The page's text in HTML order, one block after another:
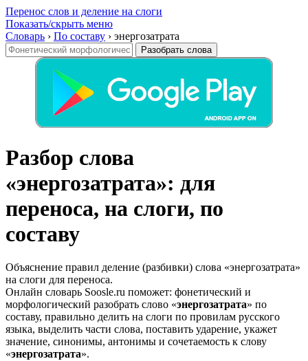
Перенос слов и деление на слоги
Показать/скрыть меню
Словарь › По составу › энергозатрата
Разобрать слова
Разбор слова
«энергозатрата»: для
переноса, на слоги, по
составу
Объяснение правил деление (разбивки) слова «энергозатрата»
на слоги для переноса.
Онлайн словарь Soosle.ru поможет: фонетический и
морфологический разобрать слово «энергозатрата» по
составу, правильно делить на слоги по провилам русского
языка, выделить части слова, поставить ударение, укажет
значение, синонимы, антонимы и сочетаемость к слову
«энергозатрата».